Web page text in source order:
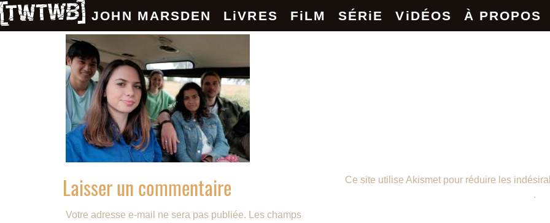
JOHN MARSDEN LiVRES FiLM SÉRiE ViDÉOS À PROPOS
Laisser un commentaire
Votre adresse e-mail ne sera pas publiée.
Les champs
Ce site utilise Akismet pour réduire les
.